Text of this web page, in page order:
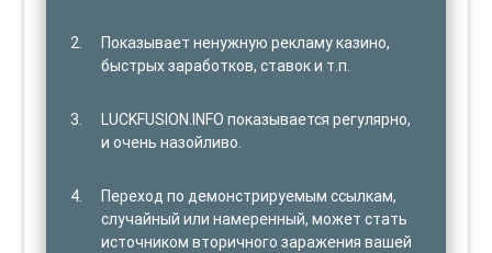
Показывает ненужную рекламу казино,
быстрых заработков, ставок и т.п.
LUCKFUSION.INFO показывается регулярно,
и очень назойливо.
Переход по демонстрируемым ссылкам,
случайный или намеренный, может стать
источником вторичного заражения вашей